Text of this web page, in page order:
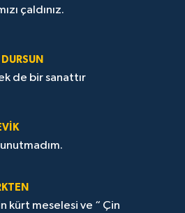
çaldınız.
de bir sanattır
kürt meselesi ve “ Çin